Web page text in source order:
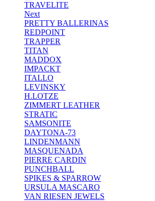
TRAVELITE
Next
PRETTY BALLERINAS
REDPOINT
TRAPPER
TITAN
MADDOX
IMPACKT
ITALLO
LEVINSKY
H.LOTZE
ZIMMERT LEATHER
STRATIC
SAMSONITE
DAYTONA-73
LINDENMANN
MASQUENADA
PIERRE CARDIN
PUNCHBALL
SPIKES & SPARROW
URSULA MASCARO
VAN RIESEN JEWELS